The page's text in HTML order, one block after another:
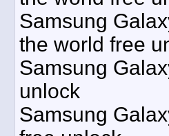
Samsung
the world free
Samsung
unlock
Samsung